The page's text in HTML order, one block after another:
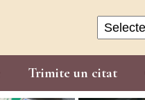
Categorii
Trimite un citat